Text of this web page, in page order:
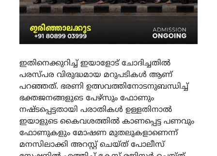
ഇതിനെക്കുറിച്ച് ഇയാളോട് ചോദിച്ചതിൽ
പരസ്പര വിരുദ്ധമായ മറുപടികൾ ആണ്
പറഞ്ഞത്. ഭരണി ഉത്സവത്തിനോടനുബന്ധിച്ച്
ഭക്തജനങ്ങളുടെ പേഴ്സും ഫോണും
നഷ്ടപ്പെട്ടതായി പരാതികൾ ഉള്ളതിനാൽ
ഇയാളുടെ കൈവശത്തിൽ കാണപ്പെട്ട പണവും
ഫോണുകളും മോഷണ മുതലുകളാണെന്ന്
മനസിലാക്കി അറസ്റ്റ് ചെയ്ത് പോലീസ്